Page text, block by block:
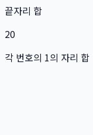
끝자리 합
20
각 번호의 1의 자리 합